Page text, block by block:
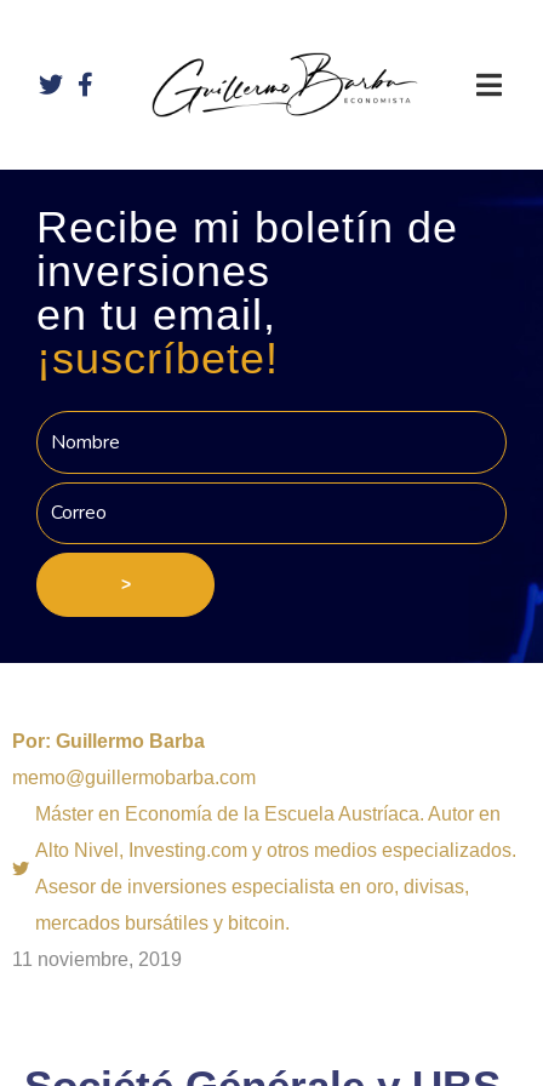
Recibe mi boletín de
inversiones
en tu email,
¡suscríbete!
>
Por: Guillermo Barba
memo@guillermobarba.com
Máster en Economía de la Escuela Austríaca. Autor en
Alto Nivel, Investing.com y otros medios especializados.
Asesor de inversiones especialista en oro, divisas,
mercados bursátiles y bitcoin.
11 noviembre, 2019